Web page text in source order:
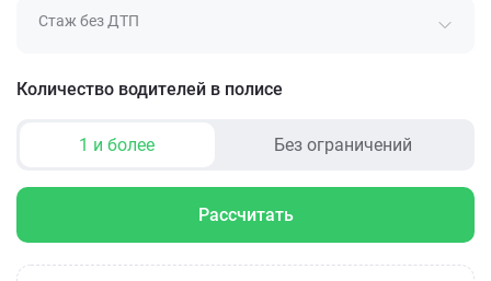
Стаж без ДТП
Количество водителей в полисе
1 и более Без ограничений
Рассчитать